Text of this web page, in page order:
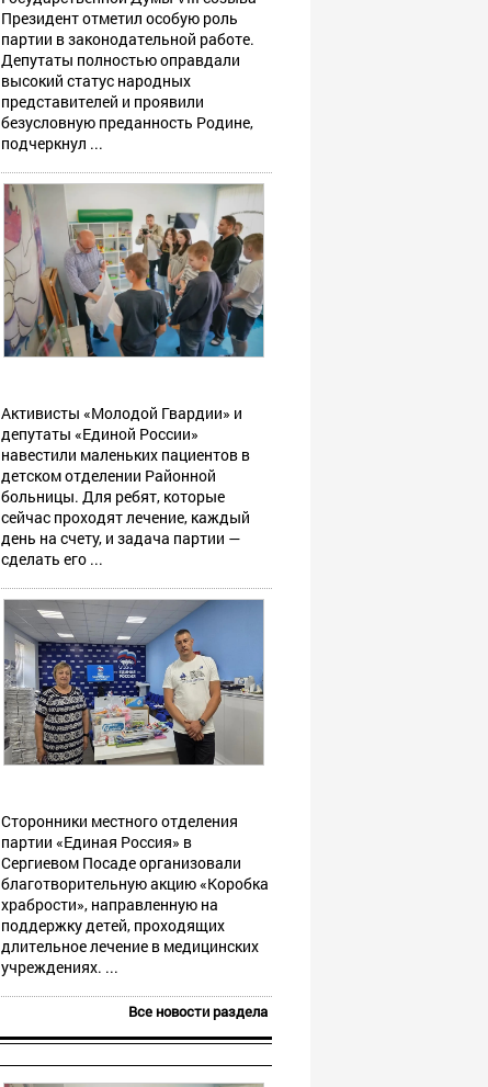
Президент отметил особую роль
партии в законодательной работе.
Депутаты полностью оправдали
высокий статус народных
представителей и проявили
безусловную преданность Родине,
подчеркнул ...
Активисты «Молодой Гвардии» и
депутаты «Единой России»
навестили маленьких пациентов в
детском отделении Районной
больницы. Для ребят, которые
сейчас проходят лечение, каждый
день на счету, и задача партии —
сделать его ...
Сторонники местного отделения
партии «Единая Россия» в
Сергиевом Посаде организовали
благотворительную акцию «Коробка
храбрости», направленную на
поддержку детей, проходящих
длительное лечение в медицинских
учреждениях. ...
Все новости раздела